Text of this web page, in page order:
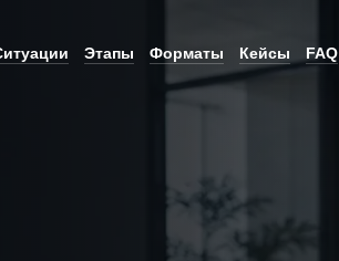
Этапы Форматы Кейсы FAQ